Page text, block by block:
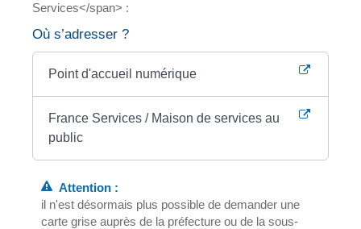
Services</span> :
Où s’adresser ?
Point d'accueil numérique
France Services / Maison de services au
public
Attention :
il n'est désormais plus possible de demander une
carte grise auprès de la préfecture ou de la sous-